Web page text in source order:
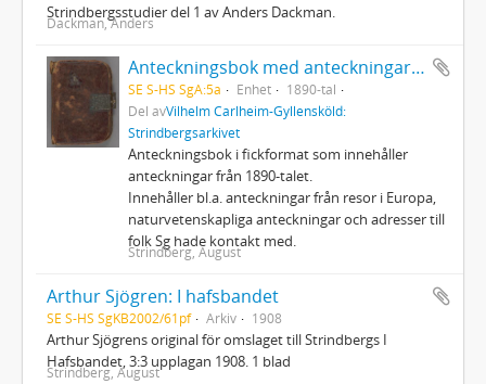
Strindbergsstudier del 1 av Anders Dackman.
Dackman, Anders
Anteckningsbok med anteckningar av Strindberg
SE S-HS SgA:5a Enhet
1890-tal
Del avVilhelm Carlheim-Gyllensköld:
Strindbergsarkivet
Anteckningsbok i fickformat som innehåller
anteckningar från 1890-talet.
Innehåller bl.a. anteckningar från resor i Europa,
naturvetenskapliga anteckningar och adresser till
folk Sg hade kontakt med.
Strindberg, August
Arthur Sjögren: I hafsbandet
SE S-HS SgKB2002/61pf Arkiv 1908
Arthur Sjögrens original för omslaget till Strindbergs I
Hafsbandet, 3:3 upplagan 1908. 1 blad
Strindberg, August